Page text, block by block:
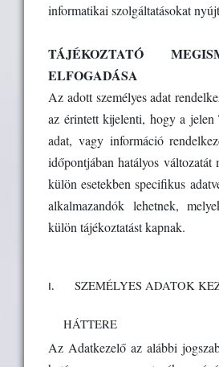
informatikai szolgáltatásokat
TÁJÉKOZTATÓ
ELFOGADÁSA
Az adott személyes adat
az érintett kijelenti, hogy a jelen
adat, vagy információ
időpontjában hatályos változatát
külön esetekben specifikus
alkalmazandók lehetnek,
külön tájékoztatást kapnak.
I. SZEMÉLYES ADATOK
HÁTTERE
Az Adatkezelő az alábbi